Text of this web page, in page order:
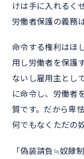
けは手に入れるく
労働者保護の義務
命令する権利はほ
用し労働者を保護
ないし雇用主とし
に命令し、労働者
質です。だから卑
何でもなくただの
「偽装請負≒奴隷